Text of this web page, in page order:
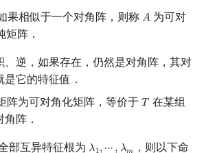
果相似于一个对角阵，则称 𝐴
A为可对
阵．
、逆，如果存在，仍然是对角阵，其对
它的特征值．
阵为可对角化矩阵，等价于𝑇
T 在某组
阵．
部互异特征根为 λ1,⋯, λ m ，则以下命